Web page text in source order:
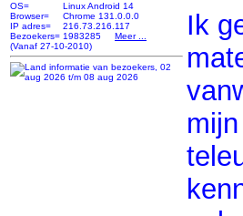
OS=
Linux Android 14
Browser=
Chrome 131.0.0.0
IP adres=
216.73.216.117
Bezoekers= 1983285 Meer ...
(Vanaf 27-10-2010)
Ik